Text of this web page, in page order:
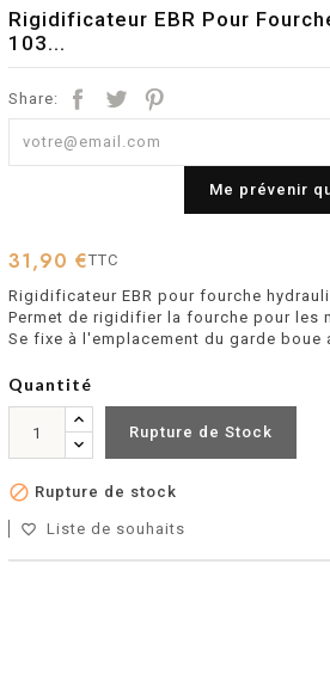
Rigidificateur EBR Pour
103...
Share:
Me prévenir
31,90 €TTC
Rigidificateur EBR pour fourche
Permet de rigidifier la fourche pour les
Se fixe à l'emplacement du garde boue
Quantité
Rupture de Stock
 Rupture de stock
favorite_border Liste de souhaits